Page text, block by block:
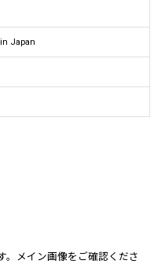
Japan
メイン画像をご確認くださ